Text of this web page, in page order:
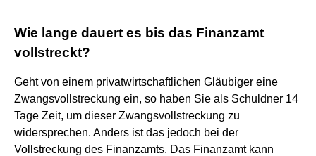
Wie lange dauert es bis das Finanzamt
vollstreckt?
Geht von einem privatwirtschaftlichen Gläubiger eine
Zwangsvollstreckung ein, so haben Sie als Schuldner 14
Tage Zeit, um dieser Zwangsvollstreckung zu
widersprechen. Anders ist das jedoch bei der
Vollstreckung des Finanzamts. Das Finanzamt kann